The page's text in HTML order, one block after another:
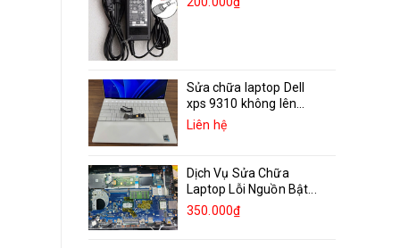
Sửa chữa laptop Dell
xps 9310 không lên...
Liên hệ
Dịch Vụ Sửa Chữa
Laptop Lỗi Nguồn Bật...
350.000₫